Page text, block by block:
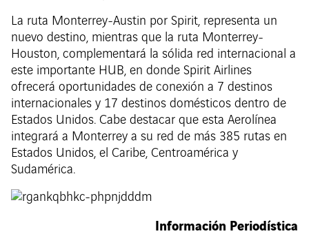
La ruta Monterrey-Austin por Spirit, representa un
nuevo destino, mientras que la ruta Monterrey-
Houston, complementará la sólida red internacional a
este importante HUB, en donde Spirit Airlines
ofrecerá oportunidades de conexión a 7 destinos
internacionales y 17 destinos domésticos dentro de
Estados Unidos. Cabe destacar que esta Aerolínea
integrará a Monterrey a su red de más 385 rutas en
Estados Unidos, el Caribe, Centroamérica y
Sudamérica.
Información Periodística